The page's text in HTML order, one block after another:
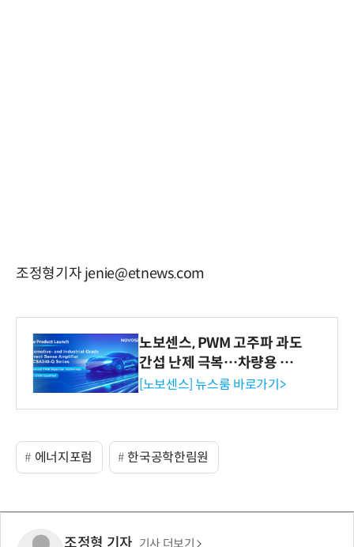
조정형기자 jenie@etnews.com
노보센스, PWM 고주파 과도
간섭 난제 극복…차량용 전
류 감지 증폭기
[노보센스] 뉴스룸 바로가기>
에너지포럼 한국공학한림원
조정형 기자 기사 더보기